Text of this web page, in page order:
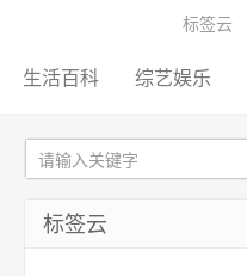
标签云
生活百科 综艺娱乐
标签云